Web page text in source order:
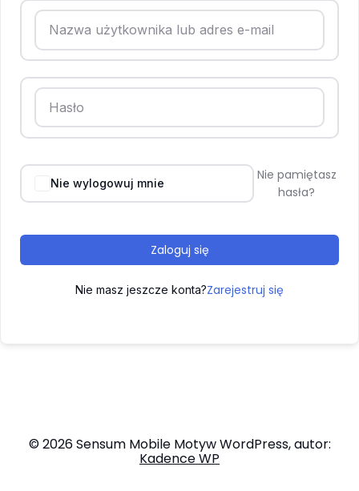
Nie wylogowuj mnie
Nie pamiętasz
hasła?
Zaloguj się
Nie masz jeszcze konta?Zarejestruj się
© 2026 Sensum Mobile Motyw WordPress, autor:
Kadence WP